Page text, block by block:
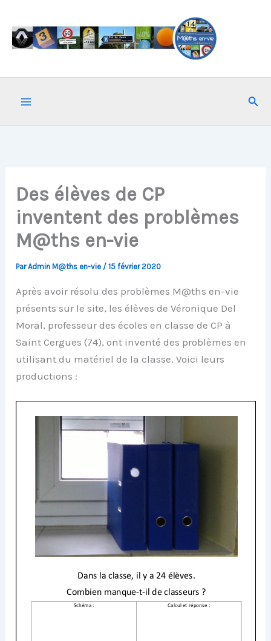
contenu
Des élèves de CP
inventent des problèmes
M@ths en-vie
ParAdmin M@ths en-vie /15 février 2020
Après avoir résolu des problèmes M@ths en-vie
présents sur le site, les élèves de Véronique Del
Moral, professeur des écoles en classe de CP à
Saint Cergues (74), ont inventé des problèmes en
utilisant du matériel de la classe. Voici leurs
productions :